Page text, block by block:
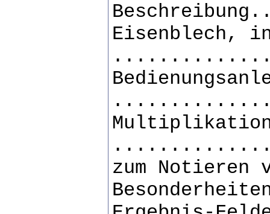
Eisenblech,
zum Notieren